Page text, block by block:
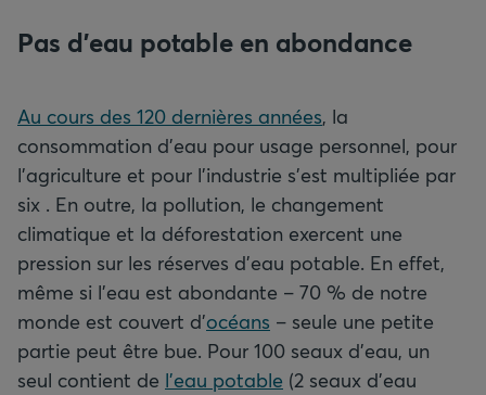
Pas d’eau potable en abondance
Au cours des 120 dernières années, la
consommation d’eau pour usage personnel, pour
l’agriculture et pour l’industrie s’est multipliée par
six . En outre, la pollution, le changement
climatique et la déforestation exercent une
pression sur les réserves d’eau potable. En effet,
même si l’eau est abondante – 70 % de notre
monde est couvert d’océans – seule une petite
partie peut être bue. Pour 100 seaux d’eau, un
seul contient de l’eau potable (2 seaux d’eau